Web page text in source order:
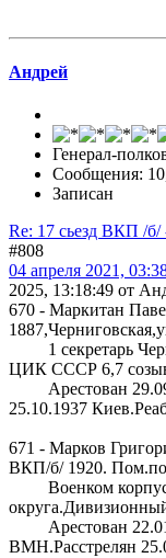
Андрей
Генерал-
Сообщения:
Записан
Re: 17 сьезд ВКП /б/
#808
04 апреля 2021,
2025, 13:18:49 от
670 - Маркитан
1 секретарь
ЦИК СССР 6,7
Арестован
25.10.1937
671 - Марков
ВКП/б/ 1920. Пом.по
Военком
Арестован
ВМН.Расстрелян